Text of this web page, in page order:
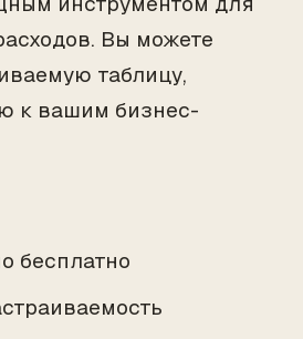
Вы можете
таблицу,
к вашим бизнес-
бесплатно